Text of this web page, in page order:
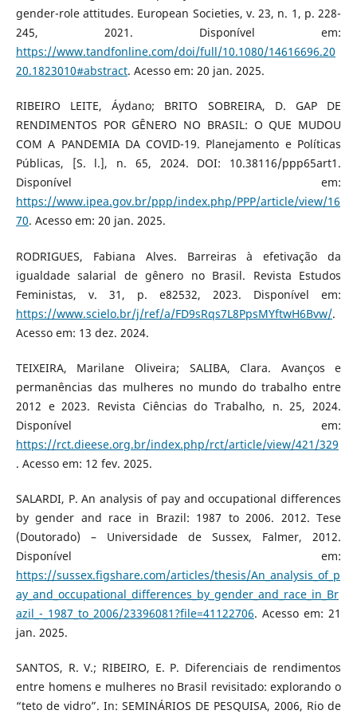
gender-role attitudes. European Societies, v. 23, n. 1, p. 228-
245, 2021. Disponível em:
https://www.tandfonline.com/doi/full/10.1080/14616696.20
20.1823010#abstract. Acesso em: 20 jan. 2025.
RIBEIRO LEITE, Áydano; BRITO SOBREIRA, D. GAP DE
RENDIMENTOS POR GÊNERO NO BRASIL: O QUE MUDOU
COM A PANDEMIA DA COVID-19. Planejamento e Políticas
Públicas, [S. l.], n. 65, 2024. DOI: 10.38116/ppp65art1.
Disponível em:
https://www.ipea.gov.br/ppp/index.php/PPP/article/view/16
70. Acesso em: 20 jan. 2025.
RODRIGUES, Fabiana Alves. Barreiras à efetivação da
igualdade salarial de gênero no Brasil. Revista Estudos
Feministas, v. 31, p. e82532, 2023. Disponível em:
https://www.scielo.br/j/ref/a/FD9sRqs7L8PpsMYftwH6Bvw/.
Acesso em: 13 dez. 2024.
TEIXEIRA, Marilane Oliveira; SALIBA, Clara. Avanços e
permanências das mulheres no mundo do trabalho entre
2012 e 2023. Revista Ciências do Trabalho, n. 25, 2024.
Disponível em:
https://rct.dieese.org.br/index.php/rct/article/view/421/329
. Acesso em: 12 fev. 2025.
SALARDI, P. An analysis of pay and occupational differences
by gender and race in Brazil: 1987 to 2006. 2012. Tese
(Doutorado) – Universidade de Sussex, Falmer, 2012.
Disponível em:
https://sussex.figshare.com/articles/thesis/An_analysis_of_p
ay_and_occupational_differences_by_gender_and_race_in_Br
azil_-_1987_to_2006/23396081?file=41122706. Acesso em: 21
jan. 2025.
SANTOS, R. V.; RIBEIRO, E. P. Diferenciais de rendimentos
entre homens e mulheres no Brasil revisitado: explorando o
“teto de vidro”. In: SEMINÁRIOS DE PESQUISA, 2006, Rio de